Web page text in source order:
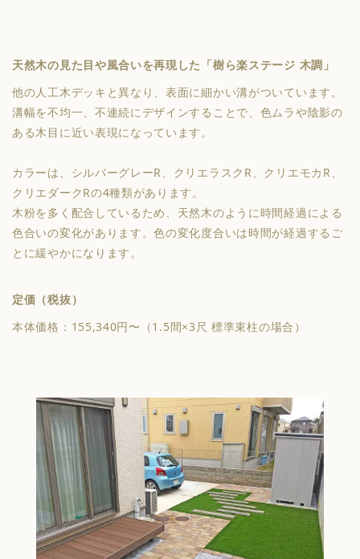
天然木の見た目や風合いを再現した「樹ら楽ステージ 木調」
他の人工木デッキと異なり、表面に細かい溝がついています。
溝幅を不均一、不連続にデザインすることで、色ムラや陰影の
ある木目に近い表現になっています。
カラーは、シルバーグレーR、クリエラスクR、クリエモカR、
クリエダークRの4種類があります。
木粉を多く配合しているため、天然木のように時間経過による
色合いの変化があります。色の変化度合いは時間が経過するご
とに緩やかになります。
定価（税抜）
本体価格：155,340円〜（1.5間×3尺 標準束柱の場合）